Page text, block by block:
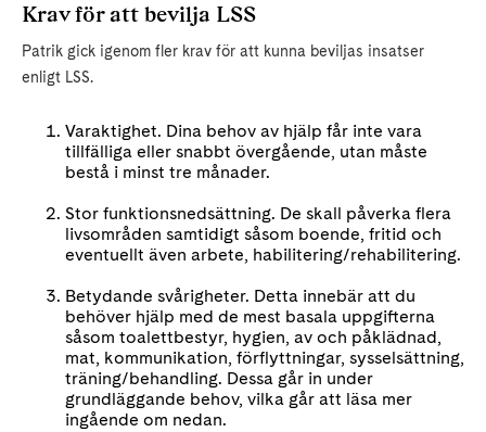
Krav för att bevilja LSS
Patrik gick igenom fler krav för att kunna beviljas insatser
enligt LSS.
Varaktighet. Dina behov av hjälp får inte vara
tillfälliga eller snabbt övergående, utan måste
bestå i minst tre månader.
Stor funktionsnedsättning. De skall påverka flera
livsområden samtidigt såsom boende, fritid och
eventuellt även arbete, habilitering/rehabilitering.
Betydande svårigheter. Detta innebär att du
behöver hjälp med de mest basala uppgifterna
såsom toalettbestyr, hygien, av och påklädnad,
mat, kommunikation, förflyttningar, sysselsättning,
träning/behandling. Dessa går in under
grundläggande behov, vilka går att läsa mer
ingående om nedan.